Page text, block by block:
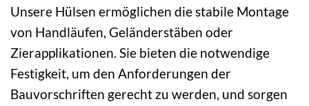
Unsere Hülsen ermöglichen die stabile Montage
von Handläufen, Geländerstäben oder
Zierapplikationen. Sie bieten die notwendige
Festigkeit, um den Anforderungen der
Bauvorschriften gerecht zu werden, und sorgen